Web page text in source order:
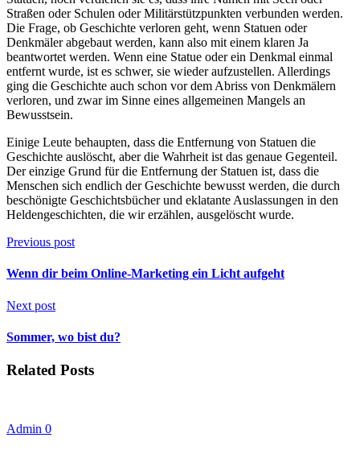
Straßen oder Schulen oder Militärstützpunkten verbunden werden.
Die Frage, ob Geschichte verloren geht, wenn Statuen oder
Denkmäler abgebaut werden, kann also mit einem klaren Ja
beantwortet werden. Wenn eine Statue oder ein Denkmal einmal
entfernt wurde, ist es schwer, sie wieder aufzustellen. Allerdings
ging die Geschichte auch schon vor dem Abriss von Denkmälern
verloren, und zwar im Sinne eines allgemeinen Mangels an
Bewusstsein.
Einige Leute behaupten, dass die Entfernung von Statuen die
Geschichte auslöscht, aber die Wahrheit ist das genaue Gegenteil.
Der einzige Grund für die Entfernung der Statuen ist, dass die
Menschen sich endlich der Geschichte bewusst werden, die durch
beschönigte Geschichtsbücher und eklatante Auslassungen in den
Heldengeschichten, die wir erzählen, ausgelöscht wurde.
Previous post
Wenn dir beim Online-Marketing ein Licht aufgeht
Next post
Sommer, wo bist du?
Related Posts
Admin 0